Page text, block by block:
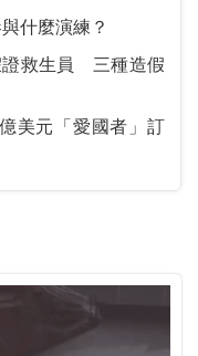
什麼演練？
證救生員 三種造假
美元「愛國者」訂